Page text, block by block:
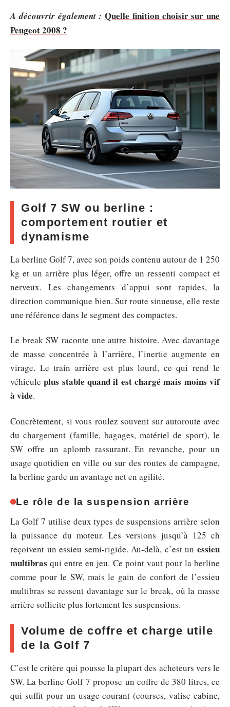
A découvrir également : Quelle finition choisir sur une
Peugeot 2008 ?
Golf 7 SW ou berline :
comportement routier et
dynamisme
La berline Golf 7, avec son poids contenu autour de 1 250
kg et un arrière plus léger, offre un ressenti compact et
nerveux. Les changements d’appui sont rapides, la
direction communique bien. Sur route sinueuse, elle reste
une référence dans le segment des compactes.
Le break SW raconte une autre histoire. Avec davantage
de masse concentrée à l’arrière, l’inertie augmente en
virage. Le train arrière est plus lourd, ce qui rend le
véhiculeplus stable quand il est chargé mais moins vif
à vide.
Concrètement, si vous roulez souvent sur autoroute avec
du chargement (famille, bagages, matériel de sport), le
SW offre un aplomb rassurant. En revanche, pour un
usage quotidien en ville ou sur des routes de campagne,
la berline garde un avantage net en agilité.
Le rôle de la suspension arrière
La Golf 7 utilise deux types de suspensions arrière selon
la puissance du moteur. Les versions jusqu’à 125 ch
reçoivent un essieu semi-rigide. Au-delà, c’est un essieu
multibras qui entre en jeu. Ce point vaut pour la berline
comme pour le SW, mais le gain de confort de l’essieu
multibras se ressent davantage sur le break, où la masse
arrière sollicite plus fortement les suspensions.
Volume de coffre et charge utile
de la Golf 7
C’est le critère qui pousse la plupart des acheteurs vers le
SW. La berline Golf 7 propose un coffre de 380 litres, ce
qui suffit pour un usage courant (courses, valise cabine,